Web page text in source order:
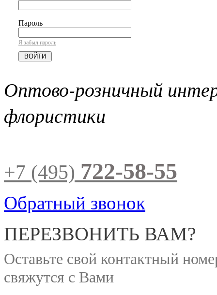
Пароль
Я забыл пароль
Оптово-розничный
флористики
+7 (495) 722-58-55
Обратный звонок
ПЕРЕЗВОНИТЬ ВАМ?
Оставьте свой контактный
свяжутся с Вами